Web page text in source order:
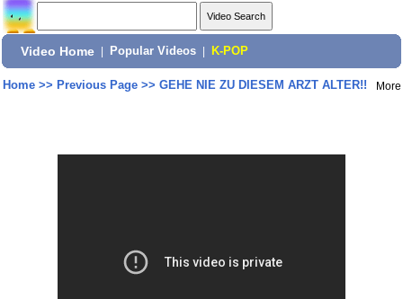
Video Home Popular Videos K-POP
Home>> Previous Page>> GEHE NIE ZU DIESEM ARZT ALTER!! More